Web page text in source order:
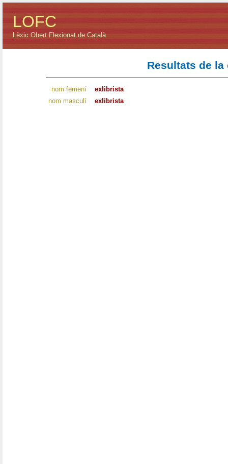
LOFC
Lèxic Obert Flexionat de Català
Resultats de la
nom femení
exlibrista
nom masculí
exlibrista